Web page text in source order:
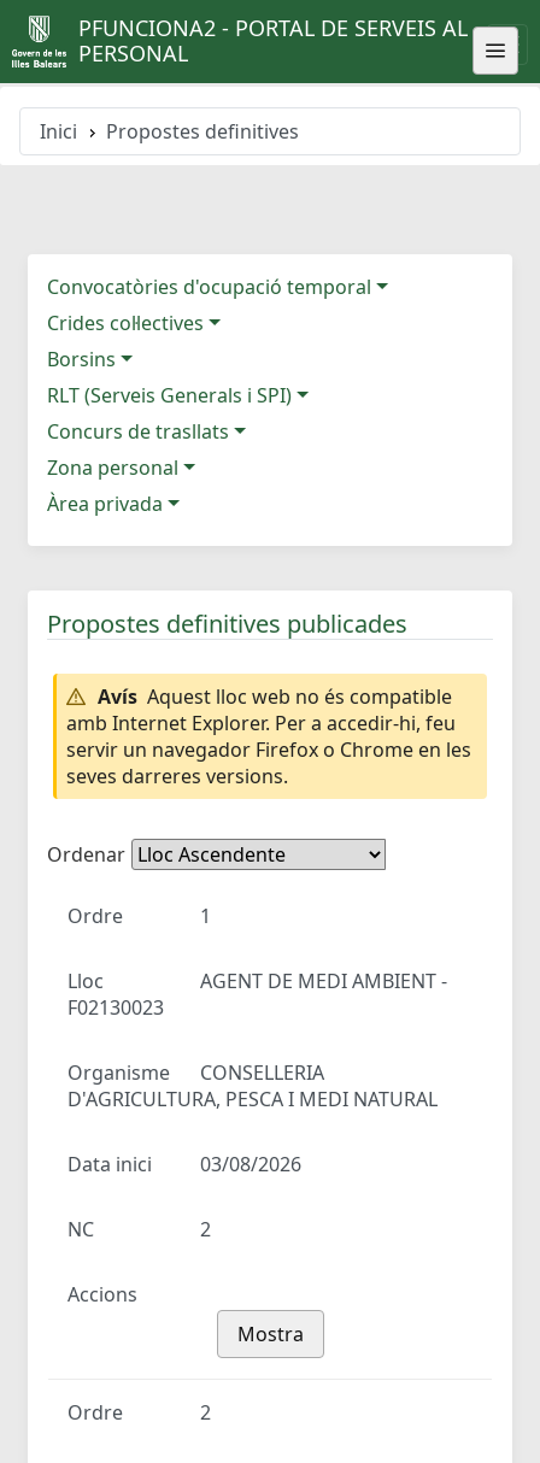
PFUNCIONA2 - PORTAL DE SERVEIS AL
PERSONAL
Inici Propostes definitives
Convocatòries d'ocupació temporal
Crides col·lectives
Borsins
RLT (Serveis Generals i SPI)
Concurs de trasllats
Zona personal
Àrea privada
Propostes definitives publicades
Avís Aquest lloc web no és compatible
amb Internet Explorer. Per a accedir-hi, feu
servir un navegador Firefox o Chrome en les
seves darreres versions.
Ordenar
Ordre 1
Lloc
AGENT DE MEDI AMBIENT -
F02130023
Organisme
CONSELLERIA
D'AGRICULTURA, PESCA I MEDI NATURAL
Data inici 03/08/2026
NC 2
Accions
Mostra
Ordre 2